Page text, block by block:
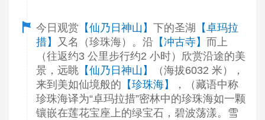
今日观赏 【仙乃日神山】 下的圣湖 【卓玛拉
措】 又名（珍珠海）。沿 【冲古寺】 而上
（往返约3 公里步行约2 小时）欣赏沿途的美
景，远眺 【仙乃日神山】
（海拔6032 米），
来到美如仙境般的 【珍珠海】
，（藏语中称
珍珠海译为“卓玛拉措”密林中的珍珠海如一颗
镶嵌在莲花宝座上的绿宝石，碧波荡漾。雪